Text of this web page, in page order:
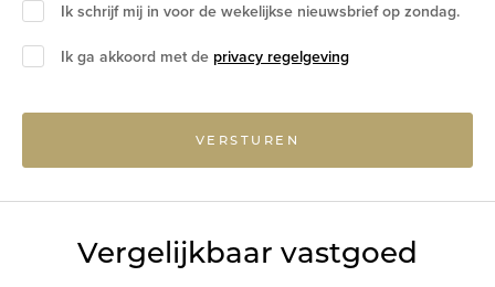
Ik schrijf mij in voor de wekelijkse nieuwsbrief op zondag.
Ik ga akkoord met de privacy regelgeving
VERSTUREN
Vergelijkbaar vastgoed